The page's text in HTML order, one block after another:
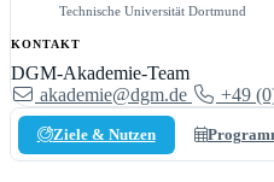
Technische Universität Dortmund
KONTAKT
DGM-Akademie-Team
akademie@dgm.de
+49
Ziele & Nutzen